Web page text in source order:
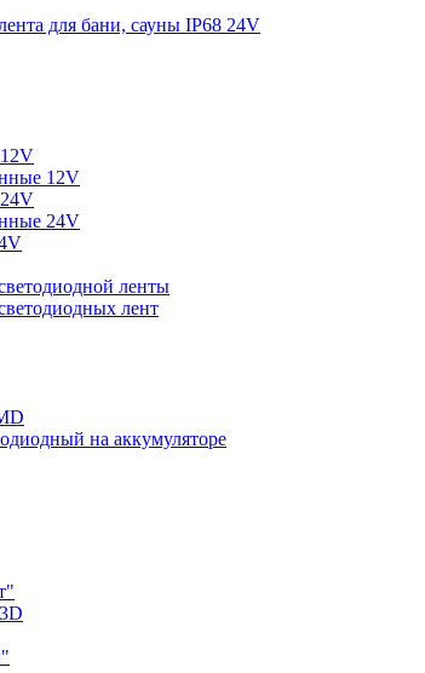
для бани, сауны IP68 24V
12V
24V
ленты
лент
на аккумуляторе